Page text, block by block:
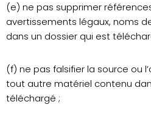
(e) ne pas supprimer
avertissements légaux, noms
dans un dossier qui est
(f) ne pas falsifier la source ou
tout autre matériel contenu
téléchargé ;